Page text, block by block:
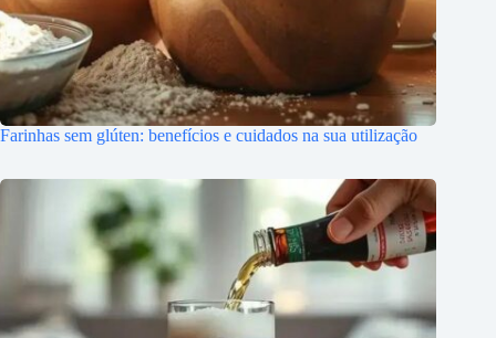
Farinhas sem glúten: benefícios e cuidados na sua utilização